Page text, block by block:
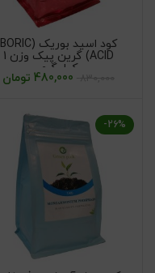
کود اسید بوریک (BORIC
ACID) گرین پیک وزن 1
کیلوگرم
480,000 تومان
-26%